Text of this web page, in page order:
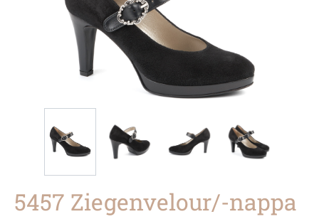
5457 Ziegenvelour/-nappa